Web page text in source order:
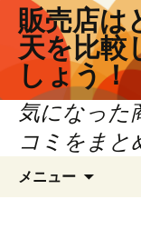
ツ
販売店は
天を比較
しょう！
気になった
コミをまと
メニュー